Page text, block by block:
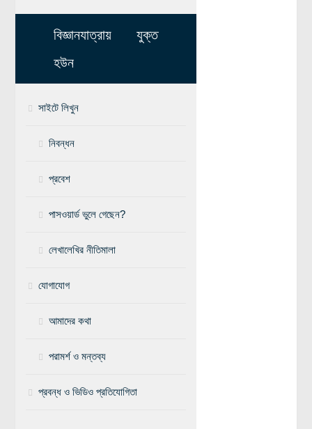
দৈনন্দিন জীবনে বিজ্ঞানের প্রয়োগ
আমাদের সৌরজগৎ
সৌরজগত ছাড়িয়ে
সামাজিক বিজ্ঞান
নৃবিজ্ঞান
বিদেশী বিজ্ঞানী
টাইমলাইন
বিজ্ঞানযাত্রায় যুক্ত
হউন
সাইটে লিখুন
নিবন্ধন
প্রবেশ
পাসওয়ার্ড ভুলে গেছেন?
লেখালেখির নীতিমালা
যোগাযোগ
আমাদের কথা
পরামর্শ ও মন্তব্য
প্রবন্ধ ও ভিডিও প্রতিযোগিতা